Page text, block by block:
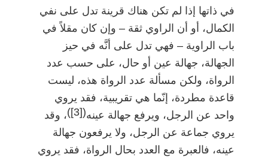
في ذاتها إذا لم تكن هناك قرينة تدل على نفي
الكمال، أو أن الراوي ثقة– وإن كان مقلاً في
باب الراوية– فهي تدل على أنَّه في حيز
الجهالة، جهالة عين أو حال، على حسب عدد
الرواة، ولكن مسألة عدد الرواة هذه، ليست
قاعدة مطردة، إنّما هي تقريبية، فقد يروي
واحد عن الرجل، ويرفع جهالة عينه(
[3]
)، وقد
يروي جماعة عن الرجل، ولا يرفعون جهالة
عينه، فالعبرة مع العدد بحال الرواة، فقد يروي